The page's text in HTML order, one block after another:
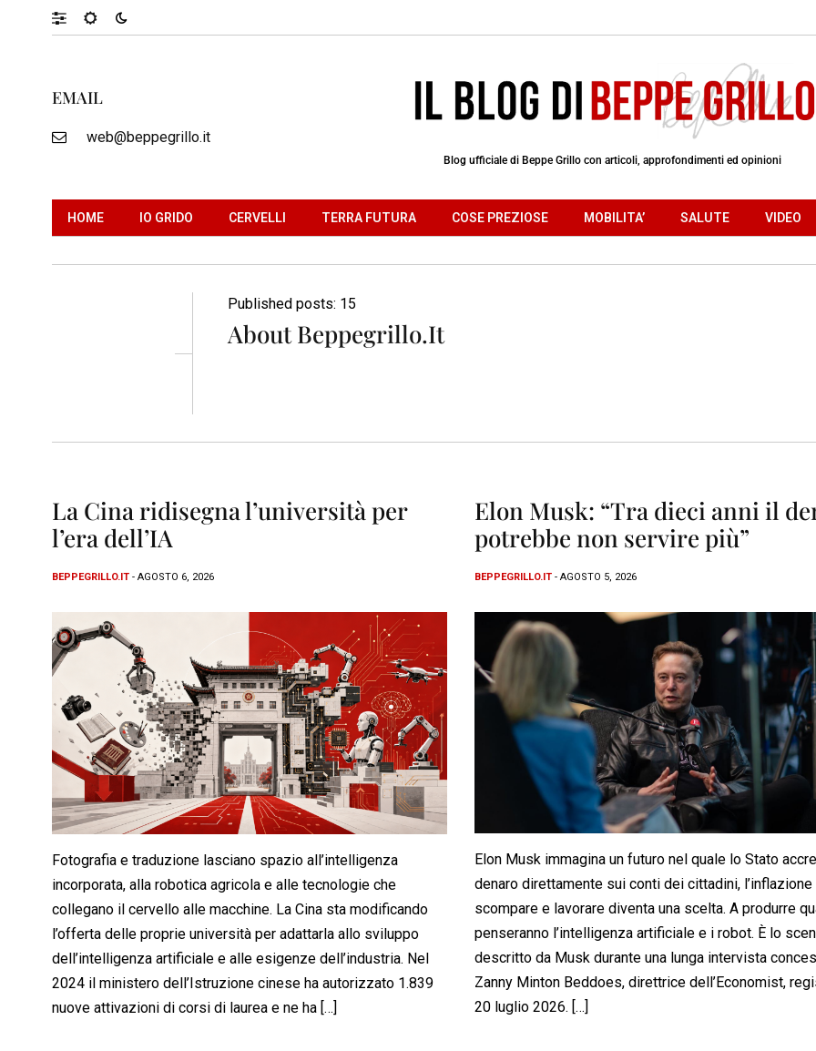
EMAIL
web@beppegrillo.it
Blog ufficiale di Beppe Grillo con articoli, approfondimenti ed opinioni
HOME IO GRIDO CERVELLI TERRA FUTURA COSE PREZIOSE MOBILITA’ SALUTE VIDEO
Published posts: 15
About Beppegrillo.it
La Cina ridisegna l’università per
l’era dell’IA
BEPPEGRILLO.IT - AGOSTO 6, 2026
Fotografia e traduzione lasciano spazio all’intelligenza
incorporata, alla robotica agricola e alle tecnologie che
collegano il cervello alle macchine. La Cina sta modificando
l’offerta delle proprie università per adattarla allo sviluppo
dell’intelligenza artificiale e alle esigenze dell’industria. Nel
2024 il ministero dell’Istruzione cinese ha autorizzato 1.839
nuove attivazioni di corsi di laurea e ne ha […]
Elon Musk: “Tra dieci anni il
potrebbe non servire più”
BEPPEGRILLO.IT- AGOSTO 5, 2026
Elon Musk immagina un futuro nel quale lo Stato
denaro direttamente sui conti dei cittadini, l’inflazione
scompare e lavorare diventa una scelta. A produrre
penseranno l’intelligenza artificiale e i robot. È lo
descritto da Musk durante una lunga intervista
Zanny Minton Beddoes, direttrice dell’Economist,
20 luglio 2026. […]